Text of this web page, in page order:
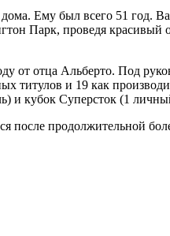
Ему был всего 51 год.
Парк, проведя красивый
от отца Альберто. Под
титулов и 19 как
и кубок Суперсток (1
после продолжительной